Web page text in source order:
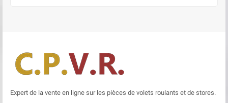
Expert de la vente en ligne sur les pièces de volets roulants et de stores.